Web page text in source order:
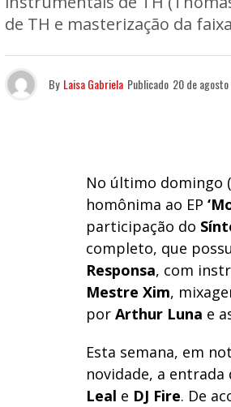
de TH e masterização da
By Laisa Gabriela Publicado 20 de
No último domingo
homônima ao EP
participação do
completo, que
Responsa, com
Mestre Xim,
por Arthur Luna e
Esta semana, em
novidade, a entrada
Leal e DJ Fire. De